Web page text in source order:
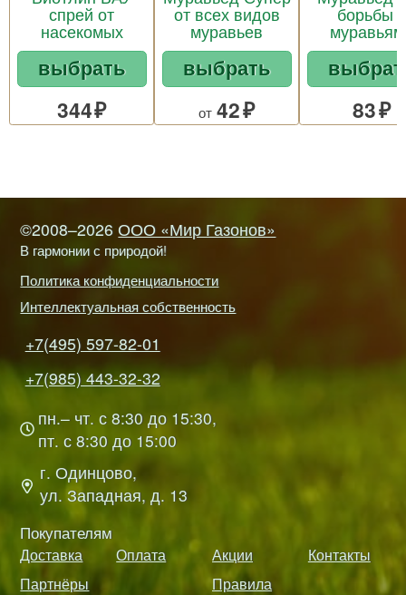
спрей от
насекомых
выбрать
344
от всех видов
муравьев
выбрать
от 42
борьбы с
83
©2008–2026 ООО «Мир Газонов»
В гармонии с природой!
Политика конфиденциальности
Интеллектуальная собственность
+7(495) 597-82-01
+7(985) 443-32-32
пн.– чт. с 8:30 до 15:30,
пт. с 8:30 до 15:00
г. Одинцово,
ул. Западная, д. 13
Покупателям
Доставка Оплата Акции
Контакты
Партнёры
Правила